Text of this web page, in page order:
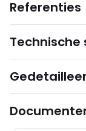
Referenties